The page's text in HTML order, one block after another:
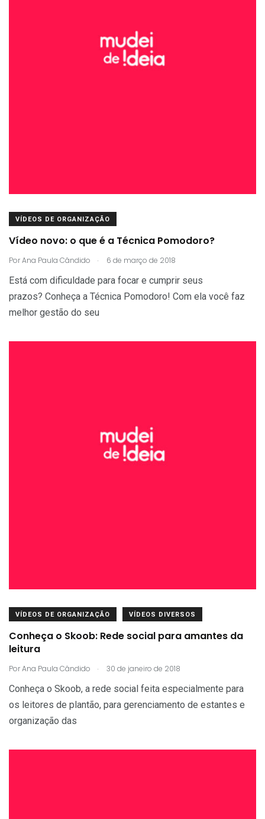
VÍDEOS DE ORGANIZAÇÃO
Vídeo novo: o que é a Técnica Pomodoro?
PorAna Paula Cândido . 6 de março de 2018
Está com dificuldade para focar e cumprir seus
prazos? Conheça a Técnica Pomodoro! Com ela você faz
melhor gestão do seu
VÍDEOS DE ORGANIZAÇÃO VÍDEOS DIVERSOS
Conheça o Skoob: Rede social para amantes da
leitura
PorAna Paula Cândido . 30 de janeiro de 2018
Conheça o Skoob, a rede social feita especialmente para
os leitores de plantão, para gerenciamento de estantes e
organização das